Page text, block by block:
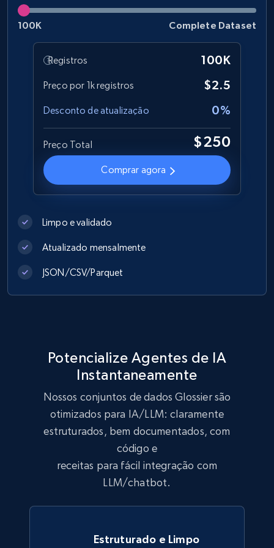
Best Buy products
URL, Product id, Title, Images, Final price,
Currency, Discount, Initial price, and more.
eCommerce
1.1K+ 149+ Buy Now
price, Currency, Stock, and more.
eCommerce
Lowes.com
URL, Domain, Marketplace pn, Sku, Other pn,
Model number, Gtin ean pn, Product name, and
100K Complete Dataset
Registros 100K
Preço por 1k registros $2.5
Desconto de atualização 0%
Preço Total $250
Comprar agora
Limpo e validado
Atualizado mensalmente
JSON/CSV/Parquet
Potencialize Agentes de IA
Instantaneamente
Nossos conjuntos de dados Glossier são
otimizados para IA/LLM: claramente
estruturados, bem documentados, com
código e
receitas para fácil integração com
LLM/chatbot.
Estruturado e Limpo